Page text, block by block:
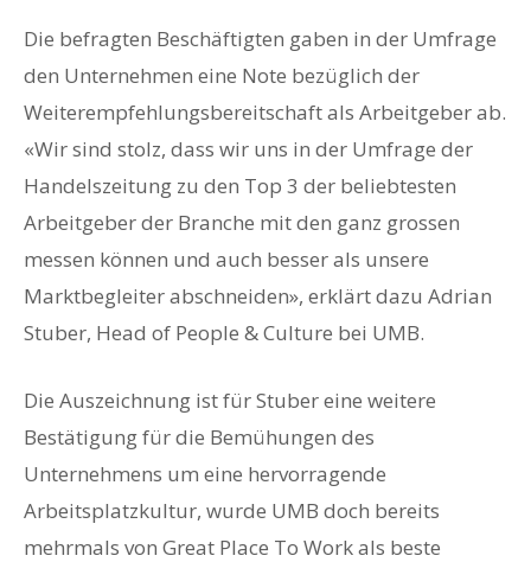
Die befragten Beschäftigten gaben in der Umfrage
den Unternehmen eine Note bezüglich der
Weiterempfehlungsbereitschaft als Arbeitgeber ab.
«Wir sind stolz, dass wir uns in der Umfrage der
Handelszeitung zu den Top 3 der beliebtesten
Arbeitgeber der Branche mit den ganz grossen
messen können und auch besser als unsere
Marktbegleiter abschneiden», erklärt dazu Adrian
Stuber, Head of People & Culture bei UMB.
Die Auszeichnung ist für Stuber eine weitere
Bestätigung für die Bemühungen des
Unternehmens um eine hervorragende
Arbeitsplatzkultur, wurde UMB doch bereits
mehrmals von Great Place To Work als beste